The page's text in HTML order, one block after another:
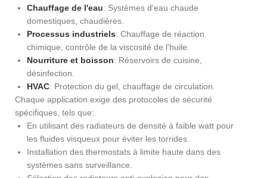
Chauffage de l'eau: Systèmes d'eau chaude
domestiques, chaudières.
Processus industriels: Chauffage de réaction
chimique, contrôle de la viscosité de l'huile.
Nourriture et boisson: Réservoirs de cuisine,
désinfection.
HVAC: Protection du gel, chauffage de circulation.
Chaque application exige des protocoles de sécurité
spécifiques, tels que:
En utilisant des radiateurs de densité à faible watt pour
les fluides visqueux pour éviter les torrides.
Installation des thermostats à limite haute dans des
systèmes sans surveillance.